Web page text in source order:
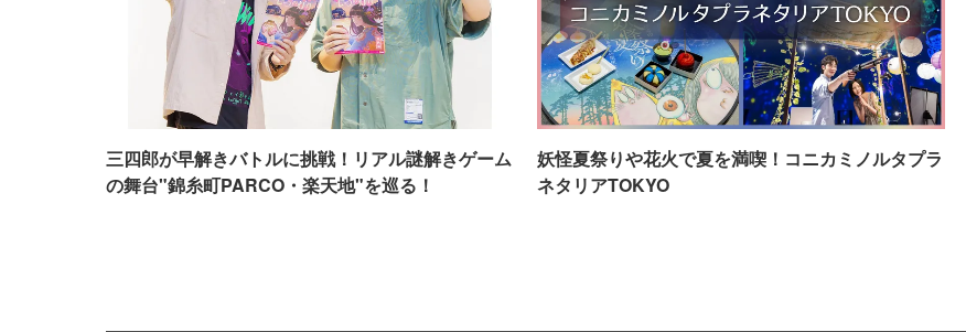
三四郎が早解きバトルに挑戦！リアル謎解きゲーム
の舞台"錦糸町PARCO・楽天地"を巡る！
妖怪夏祭りや花火で夏を満喫！コニカミノルタプラ
ネタリアTOKYO